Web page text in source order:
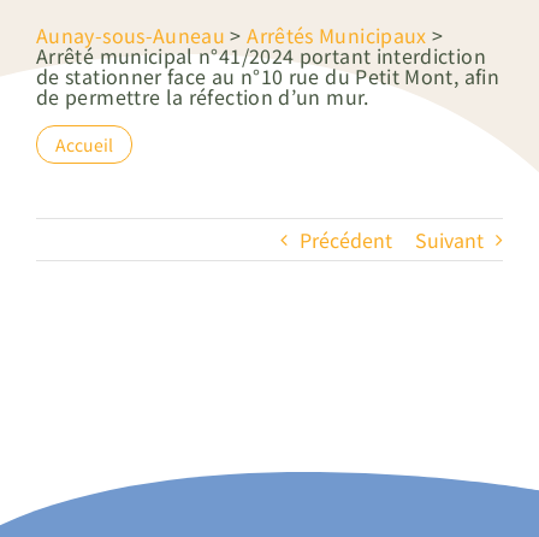
Aunay-sous-Auneau >Arrêtés Municipaux >
Arrêté municipal n°41/2024 portant interdiction
de stationner face au n°10 rue du Petit Mont, afin
de permettre la réfection d’un mur.
Accueil
Précédent Suivant